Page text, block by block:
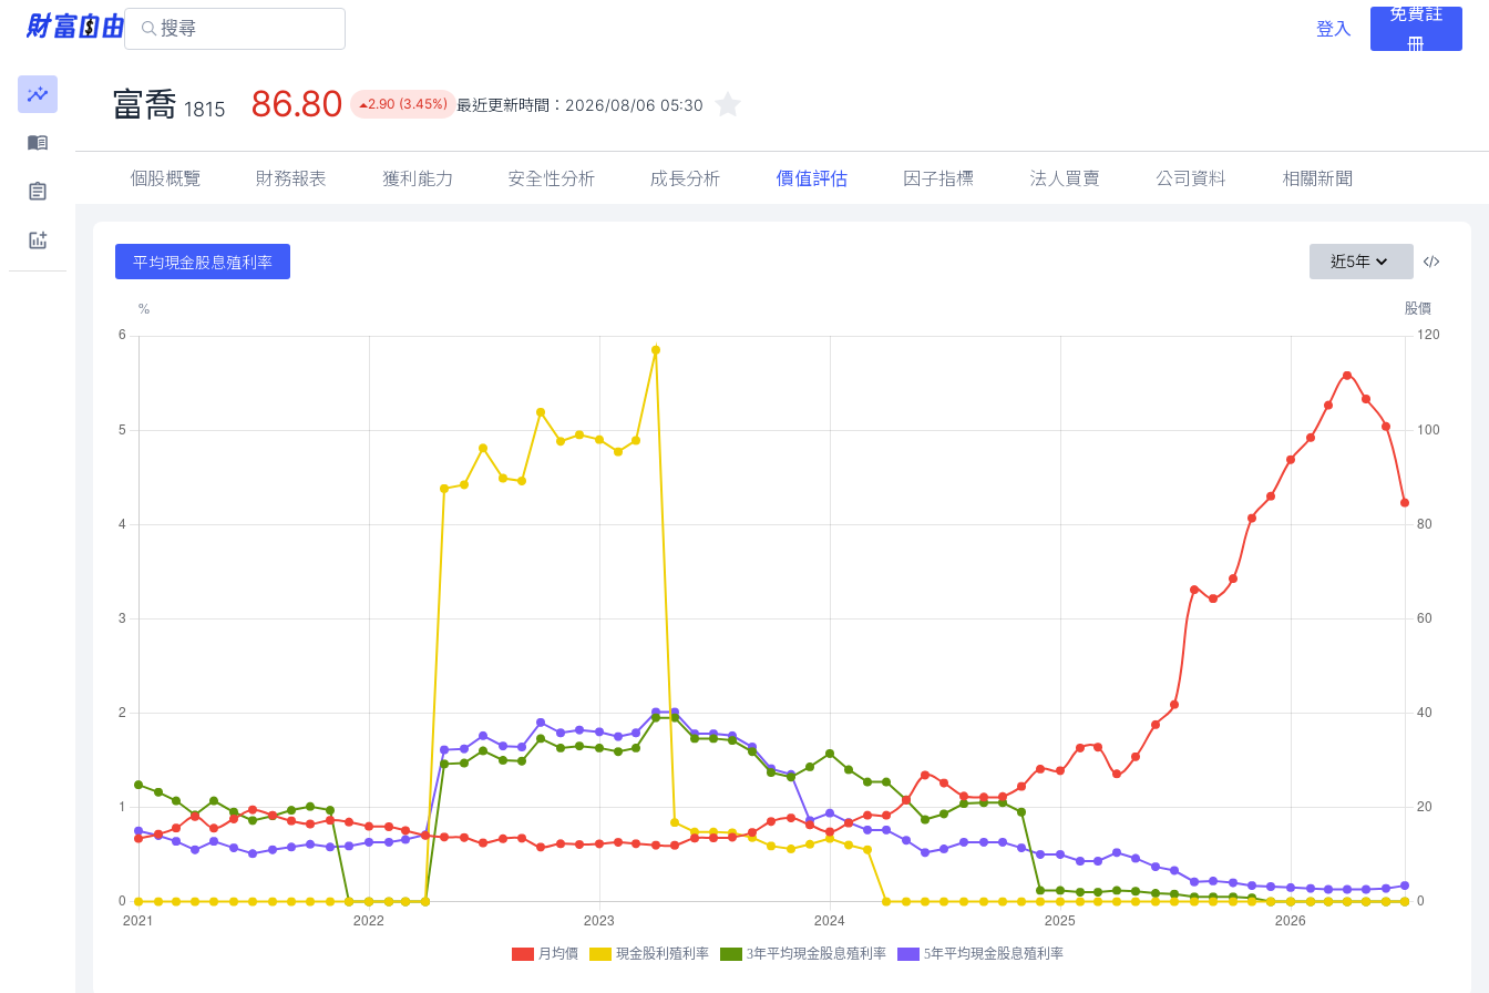
登入
免費註
冊
富喬 1815 86.80 2.90 (3.45%) 最近更新時間： 2026/08/06 05:30
個股概覽 財務報表 獲利能力 安全性分析 成長分析 價值評估 因子指標 法人買賣 公司資料 相關新聞
平均現金股息殖利率 近5年
月均價 現金股利殖利率 3年平均現金股息殖利率 5年平均現金股息殖利率